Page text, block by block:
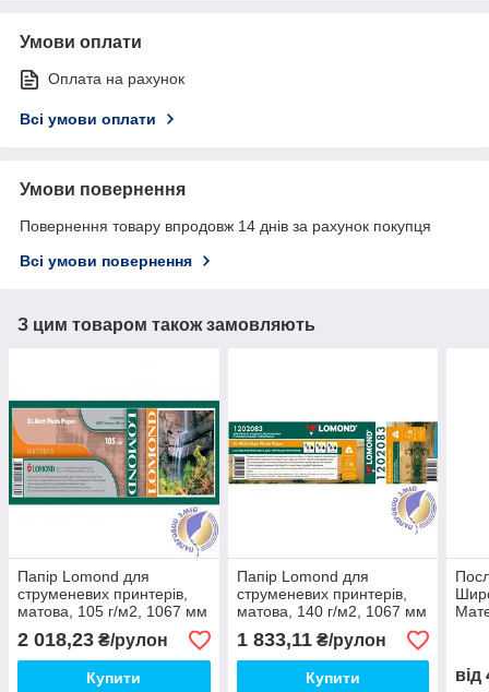
Умови оплати
Оплата на рахунок
Всі умови оплати
Умови повернення
Повернення товару впродовж 14 днів за рахунок покупця
Всі умови повернення
З цим товаром також замовляють
Папір Lomond для
струменевих принтерів,
матова, 105 г/м2, 1067 мм
х 45 метрів
2 018,23 ₴/рулон
Купити
Папір Lomond для
струменевих принтерів,
матова, 140 г/м2, 1067 мм
х 30 метрів
1 833,11₴/рулон
Купити від